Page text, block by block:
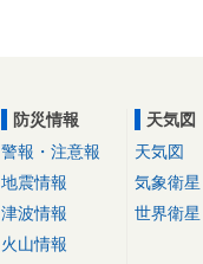
防災情報
警報・注意報
地震情報
津波情報
火山情報
天気図
天気図
気象衛星
世界衛星